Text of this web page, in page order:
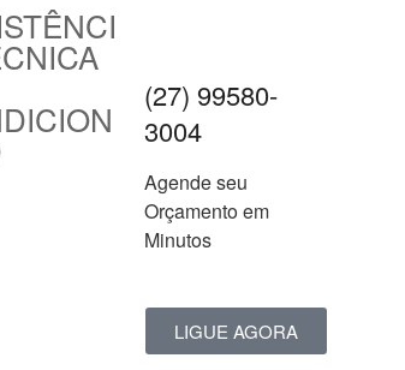
(27) 99580-
3004
Agende seu
Orçamento em
Minutos
LIGUE AGORA